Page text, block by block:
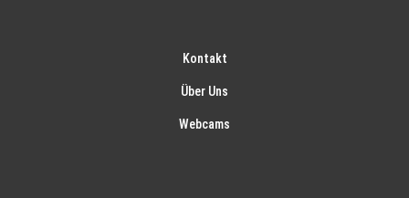
Kontakt
Über Uns
Webcams